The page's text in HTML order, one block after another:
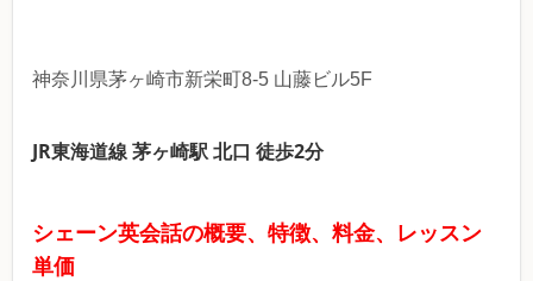
神奈川県茅ヶ崎市新栄町8‐5 山藤ビル5F
JR東海道線 茅ヶ崎駅 北口 徒歩2分
シェーン英会話の概要、特徴、料金、レッスン
単価